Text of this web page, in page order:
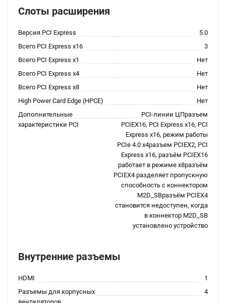
Слоты расширения
Версия PCI Express
5.0
Всего PCI Express x16
3
Всего PCI Express x1
Нет
Всего PCI Express x4
Нет
Всего PCI Express x8
Нет
High Power Card Edge (HPCE)
Нет
Дополнительные
характеристики PCI
PCI-линии ЦПразъем
PCIEX16, PCI Express x16, PCI
Express x16, режим работы
PCIe 4.0 x4разъем PCIEX2, PCI
Express x16, разъём PCIEX16
работает в режиме x8разъём
PCIEX4 разделяет пропускную
способность с коннектором
M2D_SBразъём PCIEX4
становится недоступен, когда
в коннектор M2D_SB
установлено устройство
Внутренние разъемы
HDMI
1
Разъемы для корпусных
4